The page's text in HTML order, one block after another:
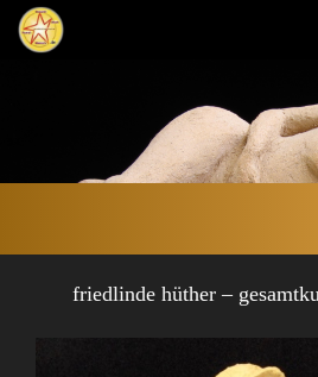
Zum Inhalt springen
friedlinde hüther –